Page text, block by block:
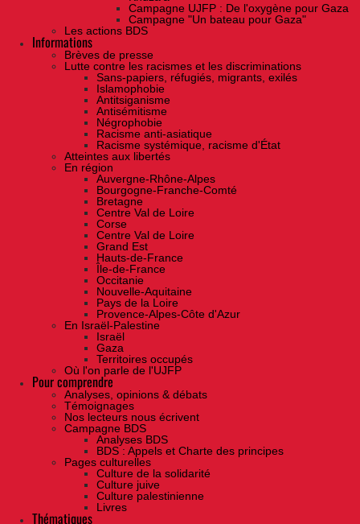
Campagne UJFP : De l'oxygène pour Gaza
Campagne "Un bateau pour Gaza"
Les actions BDS
Informations
Brèves de presse
Lutte contre les racismes et les discriminations
Sans-papiers, réfugiés, migrants, exilés
Islamophobie
Antitsiganisme
Antisémitisme
Négrophobie
Racisme anti-asiatique
Racisme systémique, racisme d'État
Atteintes aux libertés
En région
Auvergne-Rhône-Alpes
Bourgogne-Franche-Comté
Bretagne
Centre Val de Loire
Corse
Centre Val de Loire
Grand Est
Hauts-de-France
Île-de-France
Occitanie
Nouvelle-Aquitaine
Pays de la Loire
Provence-Alpes-Côte d'Azur
En Israël-Palestine
Israël
Gaza
Territoires occupés
Où l'on parle de l'UJFP
Pour comprendre
Analyses, opinions & débats
Témoignages
Nos lecteurs nous écrivent
Campagne BDS
Analyses BDS
BDS : Appels et Charte des principes
Pages culturelles
Culture de la solidarité
Culture juive
Culture palestinienne
Livres
Thématiques